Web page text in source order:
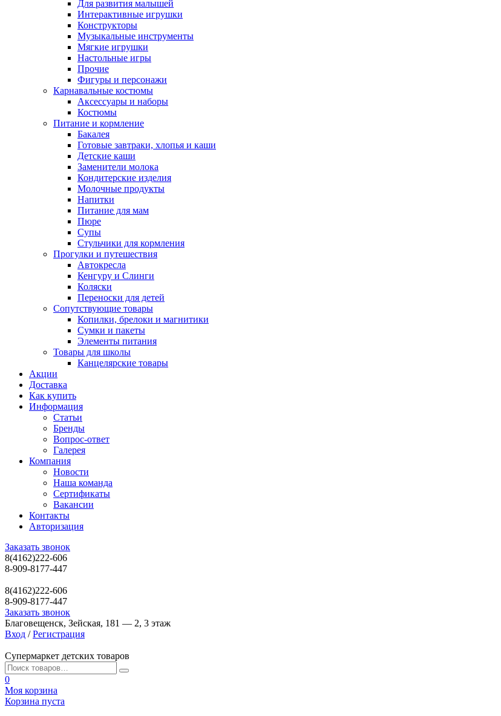
Для развития малышей
Интерактивные игрушки
Конструкторы
Музыкальные инструменты
Мягкие игрушки
Настольные игры
Прочие
Фигуры и персонажи
Карнавальные костюмы
Аксессуары и наборы
Костюмы
Питание и кормление
Бакалея
Готовые завтраки, хлопья и каши
Детские каши
Заменители молока
Кондитерские изделия
Молочные продукты
Напитки
Питание для мам
Пюре
Супы
Стульчики для кормления
Прогулки и путешествия
Автокресла
Кенгуру и Слинги
Коляски
Переноски для детей
Сопутствующие товары
Копилки, брелоки и магнитики
Сумки и пакеты
Элементы питания
Товары для школы
Канцелярские товары
Акции
Доставка
Как купить
Информация
Статьи
Бренды
Вопрос-ответ
Галерея
Компания
Новости
Наша команда
Сертификаты
Вакансии
Контакты
Авторизация
Заказать звонок
8(4162)222-606
8-909-8177-447
8(4162)222-606
8-909-8177-447
Заказать звонок
Благовещенск, Зейская, 181 — 2, 3 этаж
Вход / Регистрация
Супермаркет детских товаров
0
Моя корзина
Корзина пуста